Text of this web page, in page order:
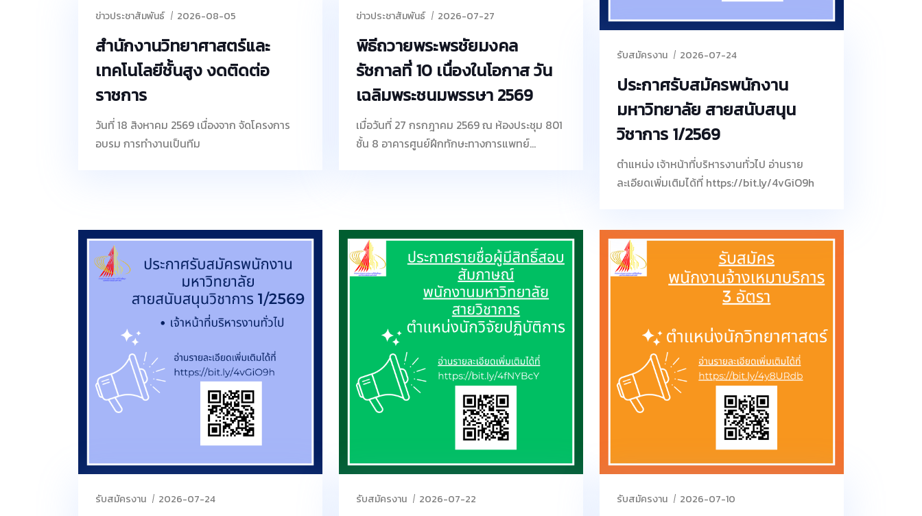
ข่าวประชาสัมพันธ์ 2026-08-05
สำนักงานวิทยาศาสตร์และ
เทคโนโลยีชั้นสูง งดติดต่อ
ราชการ
วันที่ 18 สิงหาคม 2569 เนื่องจาก จัดโครงการ
อบรม การทำงานเป็นทีม
ข่าวประชาสัมพันธ์ 2026-07-27
พิธีถวายพระพรชัยมงคล
รัชกาลที่ 10 เนื่องในโอกาส วัน
เฉลิมพระชนมพรรษา 2569
เมื่อวันที่ 27 กรกฎาคม 2569 ณ ห้องประชุม 801
ชั้น 8 อาคารศูนย์ฝึกทักษะทางการแพทย์
ถวายพระพรชัยมงคล เนื่องในโอกาสวันเฉลิม
พระชนมพรรษา พระบาทสมเด็จพระปรเมนทร
รามาธิบดีศรีสินทรมหาวชิราลงกรณ พระวชิร
เกล้าเจ้าอยู่หัว ประจำปี2569
รับสมัครงาน 2026-07-24
ประกาศรับสมัครพนักงาน
มหาวิทยาลัย สายสนับสนุน
วิชาการ 1/2569
ตำแหน่ง เจ้าหน้าที่บริหารงานทั่วไป อ่านราย
ละเอียดเพิ่มเติมได้ที่ https://bit.ly/4vGiO9h
รับสมัครงาน 2026-07-24 รับสมัครงาน 2026-07-22 รับสมัครงาน 2026-07-10